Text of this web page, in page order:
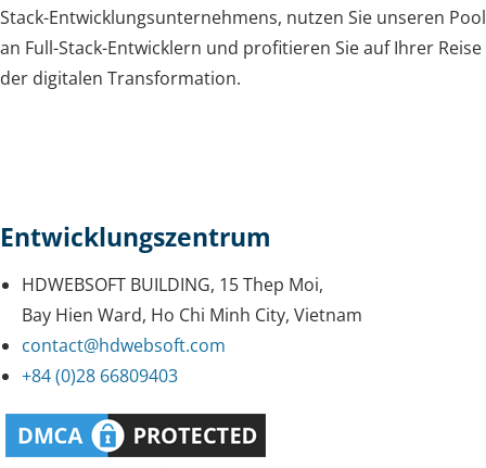
Stack-Entwicklungsunternehmens, nutzen Sie unseren Pool
an Full-Stack-Entwicklern und profitieren Sie auf Ihrer Reise
der digitalen Transformation.
Entwicklungszentrum
HDWEBSOFT BUILDING, 15 Thep Moi,
Bay Hien Ward, Ho Chi Minh City, Vietnam
contact@hdwebsoft.com
+84 (0)28 66809403